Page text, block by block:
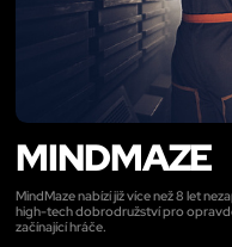
MINDMAZE
MindMaze nabízí již více než 8 let
high-tech dobrodružství pro
začínající hráče.